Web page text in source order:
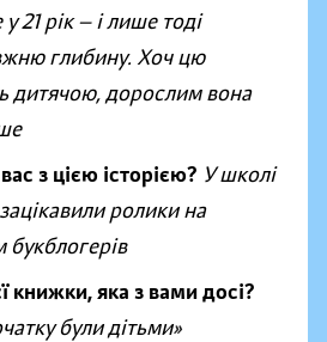
21 рік — і лише тоді
глибину. Хоч цю
дитячою, дорослим вона
з цією історією? У школі
ролики на
букблогерів
книжки, яка з вами досі?
були дітьми»